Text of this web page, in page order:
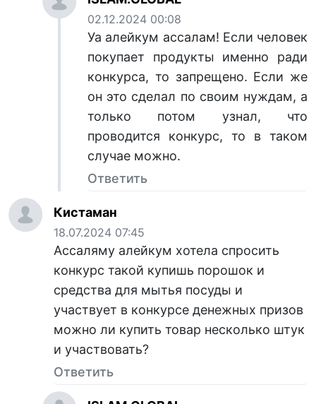
02.12.2024 00:08
Уа алейкум ассалам! Если человек
покупает продукты именно ради
конкурса, то запрещено. Если же
он это сделал по своим нуждам, а
только потом узнал, что
проводится конкурс, то в таком
случае можно.
Ответить
Кистаман
18.07.2024 07:45
Ассаляму алейкум хотела спросить
конкурс такой купишь порошок и
средства для мытья посуды и
участвует в конкурсе денежных призов
можно ли купить товар несколько штук
и участвовать?
Ответить